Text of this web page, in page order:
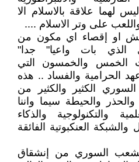
ليس لهما علاقة بالاسلام الا
على وتر الاسلام ....
او إقصاء اي مكون من
الذي بات واعيا" جدا"
الخمس والخمسون التي
الحرامية والفساد .. هذه
الكثير والكثير من
والحيطة سيما واننا
والتكنولوجية والذكاء
العنكبوتية الفائقة
الشعب السوري من إنشقاق